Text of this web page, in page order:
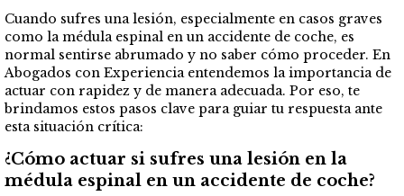
Cuando sufres una lesión, especialmente en casos graves
como la médula espinal en un accidente de coche, es
normal sentirse abrumado y no saber cómo proceder. En
Abogados con Experiencia entendemos la importancia de
actuar con rapidez y de manera adecuada. Por eso, te
brindamos estos pasos clave para guiar tu respuesta ante
esta situación crítica:
¿Cómo actuar si sufres una lesión en la
médula espinal en un accidente de coche?